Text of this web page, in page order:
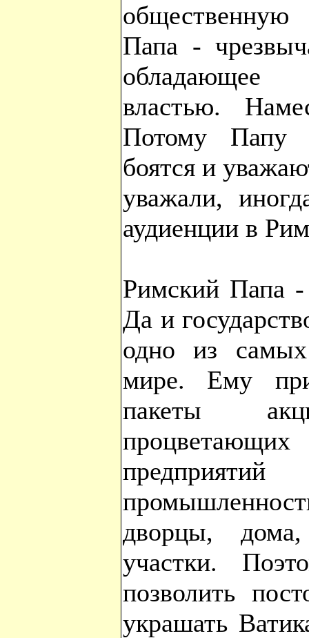
Папа -
обладающее
властью.
Потому Папу
боятся и
уважали,
аудиенции в
Римский Папа -
Да и
одно из
мире. Ему
пакеты
дворцы,
участки.
позволить
украшать